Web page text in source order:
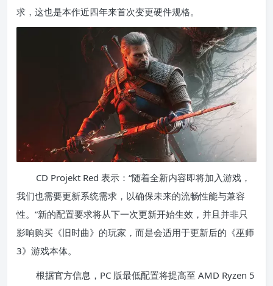
求，这也是本作近四年来首次变更硬件规格。
CD Projekt Red 表示：“随着全新内容即将加入游戏，
我们也需要更新系统需求，以确保未来的流畅性能与兼容
性。”新的配置要求将从下一次更新开始生效，并且并非只
影响购买《旧时曲》的玩家，而是会适用于更新后的《巫师
3》游戏本体。
根据官方信息，PC 版最低配置将提高至 AMD Ryzen 5